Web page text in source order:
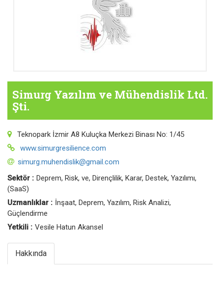
Simurg Yazılım ve Mühendislik Ltd.
Şti.
Teknopark İzmir A8 Kuluçka Merkezi Binası No: 1/45
www.simurgresilience.com
simurg.muhendislik@gmail.com
Sektör : Deprem, Risk, ve, Dirençlilik, Karar, Destek, Yazılımı,
(SaaS)
Uzmanlıklar : İnşaat, Deprem, Yazılım, Risk Analizi,
Güçlendirme
Yetkili : Vesile Hatun Akansel
Hakkında